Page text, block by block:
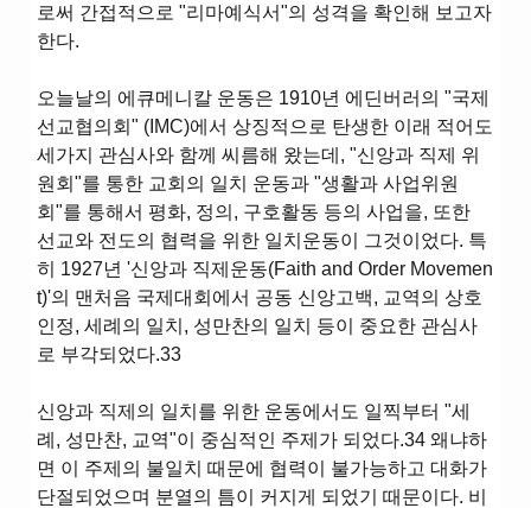
로써 간접적으로 "리마예식서"의 성격을 확인해 보고자
한다.
오늘날의 에큐메니칼 운동은 1910년 에딘버러의 "국제
선교협의회" (IMC)에서 상징적으로 탄생한 이래 적어도
세가지 관심사와 함께 씨름해 왔는데, "신앙과 직제 위
원회"를 통한 교회의 일치 운동과 "생활과 사업위원
회"를 통해서 평화, 정의, 구호활동 등의 사업을, 또한
선교와 전도의 협력을 위한 일치운동이 그것이었다. 특
히 1927년 '신앙과 직제운동(Faith and Order Movemen
t)'의 맨처음 국제대회에서 공동 신앙고백, 교역의 상호
인정, 세례의 일치, 성만찬의 일치 등이 중요한 관심사
로 부각되었다.33
신앙과 직제의 일치를 위한 운동에서도 일찍부터 "세
례, 성만찬, 교역"이 중심적인 주제가 되었다.34 왜냐하
면 이 주제의 불일치 때문에 협력이 불가능하고 대화가
단절되었으며 분열의 틈이 커지게 되었기 때문이다. 비